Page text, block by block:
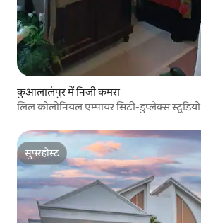
कुआलालंपुर में निजी कमरा
लिल कोलोनियल एम्पायर सिटी-डुप्लेक्स स्टूडियो
सुपरहोस्ट
सुपरहोस्ट